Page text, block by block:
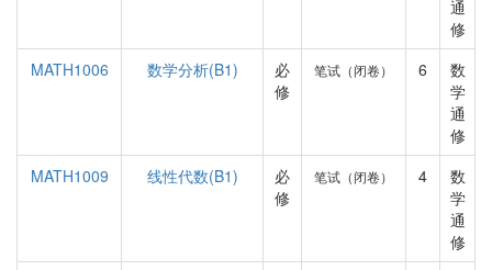
通
修
MATH1006
数学分析(B1)
必
修
笔试（闭卷） 6
数
学
通
修
MATH1009
线性代数(B1)
必
修
笔试（闭卷） 4
数
学
通
修